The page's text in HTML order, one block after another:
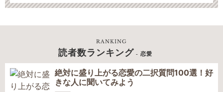
RANKING
読者数ランキング - 恋愛
絶対に盛り上がる恋愛の二択質問100選！好
きな人に聞いてみよう